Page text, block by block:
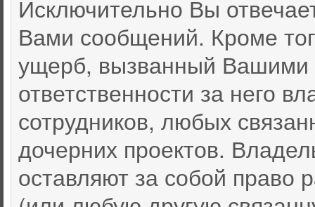
Исключительно Вы
Вами сообщений. Кроме
ущерб, вызванный Вашими
ответственности за него
сотрудников, любых
дочерних проектов.
оставляют за собой